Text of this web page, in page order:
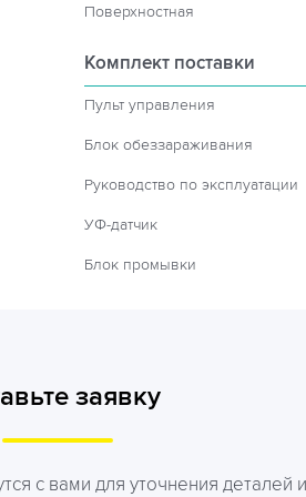
Поверхностная
Комплект поставки
Пульт управления
Блок обеззараживания
Руководство по эксплуатации
УФ-датчик
Блок промывки
заявку
с вами для уточнения деталей и